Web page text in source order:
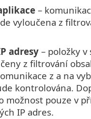
–
vyloučena z
adresy– položky v
z filtrování
z a na
kontrolována.
možnost pouze v
IP adres.